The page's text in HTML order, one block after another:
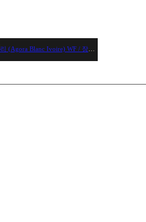
아고라 블랑 아이보리 (Agora Blanc Ivoire) WF / 장당 2,450원 / 헤베당(71장) 173,950원